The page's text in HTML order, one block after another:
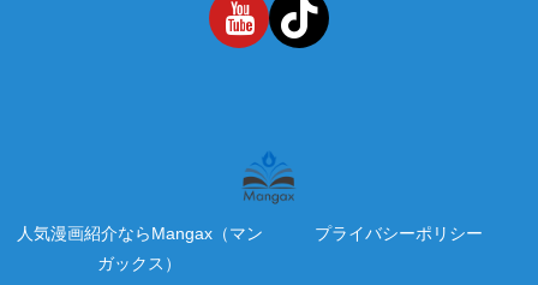
人気漫画紹介ならMangax（マン
ガックス）
プライバシーポリシー